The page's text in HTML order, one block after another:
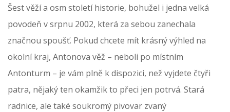
Šest věží a osm století historie, bohužel i jedna velká
povodeň v srpnu 2002, která za sebou zanechala
značnou spoušť. Pokud chcete mít krásný výhled na
okolní kraj, Antonova věž – neboli po místním
Antonturm – je vám plně k dispozici, než vyjdete čtyři
patra, nějaký ten okamžik to přeci jen potrvá. Stará
radnice, ale také soukromý pivovar zvaný